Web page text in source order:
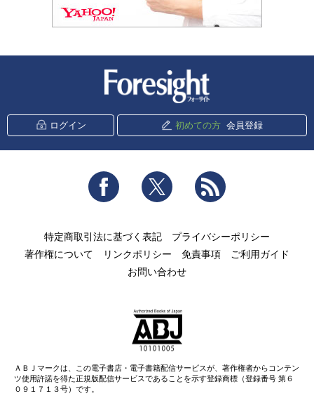
ログイン 初めての方 会員登録
Facebook Twitter
特定商取引法に基づく表記
プライバシーポリシー
著作権について
リンクポリシー 免責事項
ご利用ガイド
お問い合わせ
ＡＢＪマークは、この電子書店・電子書籍配信サービスが、著作権者からコンテン
ツ使用許諾を得た正規版配信サービスであることを示す登録商標（登録番号 第６
０９１７１３号）です。